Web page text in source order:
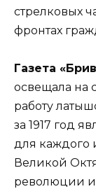
стрелковых
фронтах
Газета
освещала на
работу
за 1917 год
для каждого
Великой
революции и